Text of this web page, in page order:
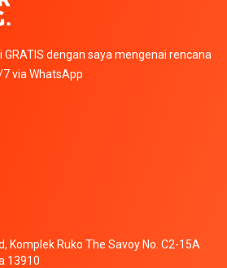
dengan saya mengenai rencana
via WhatsApp
Komplek Ruko The Savoy No. C2-15A
13910